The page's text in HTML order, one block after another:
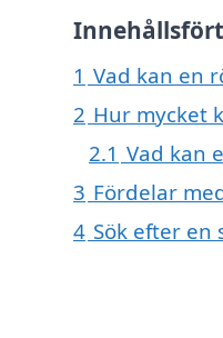
1 Vad kan en
2 Hur mycket
2.1 Vad kan
3 Fördelar
4 Sök efter en